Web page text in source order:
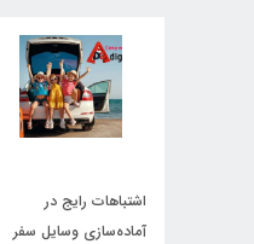
اشتباهات رایج در
آماده‌سازی وسایل سفر